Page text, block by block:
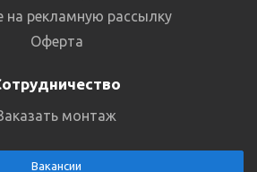
на рекламную рассылку
Оферта
монтаж
Вакансии